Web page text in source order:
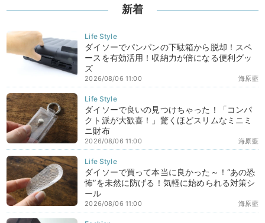
新着
ダイソーでパンパンの下駄箱から脱却！スペ
ースを有効活用！収納力が倍になる便利グッ
ズ
海原藍
2026/08/06 11:00
ダイソーで良いの見つけちゃった！「コンパ
クト派が大歓喜！」驚くほどスリムなミニミ
ニ財布
海原藍
2026/08/06 11:00
ダイソーで買って本当に良かった～！“あの恐
怖”を未然に防げる！気軽に始められる対策シ
ール
海原藍
2026/08/06 11:00